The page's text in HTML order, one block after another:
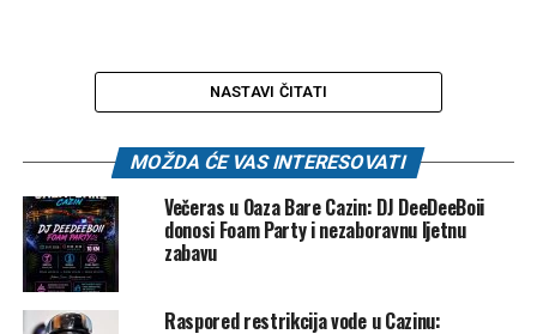
NASTAVI ČITATI
MOŽDA ĆE VAS INTERESOVATI
Večeras u Oaza Bare Cazin: DJ DeeDeeBoii
donosi Foam Party i nezaboravnu ljetnu
zabavu
Raspored restrikcija vode u Cazinu: